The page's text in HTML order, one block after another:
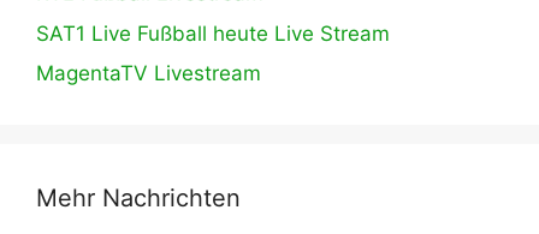
SAT1 Live Fußball heute Live Stream
MagentaTV Livestream
Mehr Nachrichten